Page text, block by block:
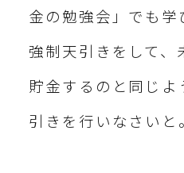
金の勉強会」でも
強制天引きをして、
貯金するのと同じ
引きを行いなさいと